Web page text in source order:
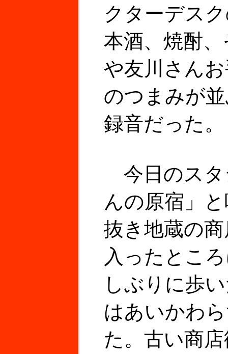
クターデス
本酒、焼酎
や友川さん
のつまみが
録音だった。
今日のスタ
んの原宿」
抜き地蔵の
入ったとこ
しぶりに歩
はあいかわ
た。古い商